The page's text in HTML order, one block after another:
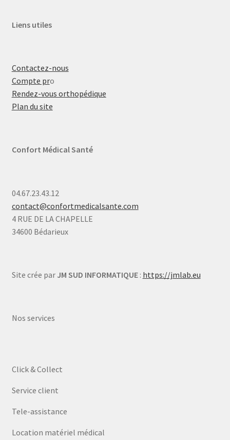
Liens utiles
Contactez-nous
Compte pro
Rendez-vous orthopédique
Plan du site
Confort Médical Santé
04.67.23.43.12
contact@confortmedicalsante.com
4 RUE DE LA CHAPELLE
34600 Bédarieux
Site crée par JM SUD INFORMATIQUE: https://jmlab.eu
Nos services
Click & Collect
Service client
Tele-assistance
Location matériel médical